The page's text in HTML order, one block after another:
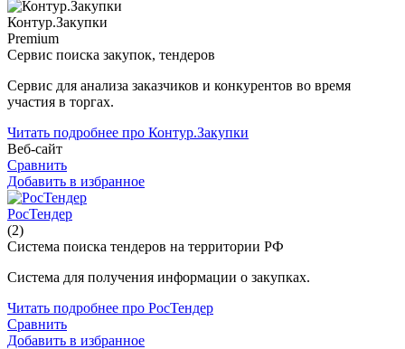
Контур.Закупки
Premium
Сервис поиска закупок, тендеров
Сервис для анализа заказчиков и конкурентов во время
участия в торгах.
Читать подробнее про Контур.Закупки
Веб-сайт
Сравнить
Добавить в избранное
РосТендер
(2)
Система поиска тендеров на территории РФ
Система для получения информации о закупках.
Читать подробнее про РосТендер
Сравнить
Добавить в избранное